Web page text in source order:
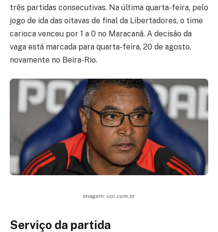
três partidas consecutivas. Na última quarta-feira, pelo
jogo de ida das oitavas de final da Libertadores, o time
carioca venceu por 1 a 0 no Maracanã. A decisão da
vaga está marcada para quarta-feira, 20 de agosto,
novamente no Beira-Rio.
Imagem: uol.com.br
Serviço da partida